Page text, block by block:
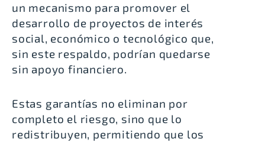
un mecanismo para promover el
desarrollo de proyectos de interés
social, económico o tecnológico que,
sin este respaldo, podrían quedarse
sin apoyo financiero.
Estas garantías no eliminan por
completo el riesgo, sino que lo
redistribuyen, permitiendo que los